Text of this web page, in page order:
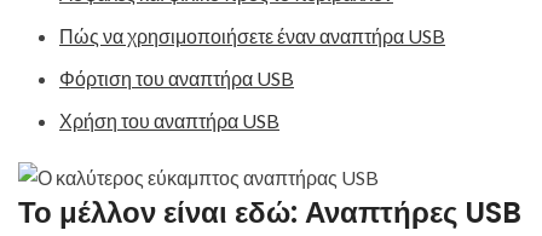
Πώς να χρησιμοποιήσετε έναν αναπτήρα USB
Φόρτιση του αναπτήρα USB
Χρήση του αναπτήρα USB
Το μέλλον είναι εδώ: Αναπτήρες USB